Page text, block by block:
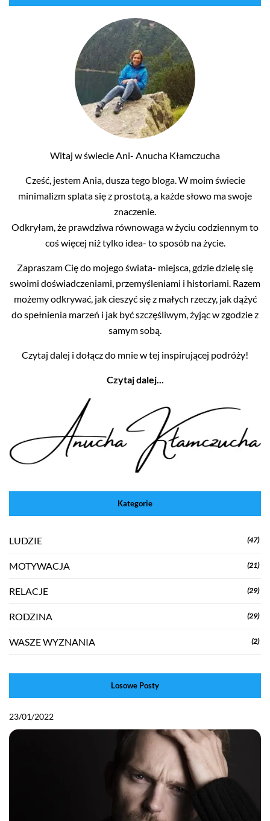
Witaj w świecie Ani- Anucha Kłamczucha
Cześć, jestem Ania, dusza tego bloga. W moim świecie
minimalizm splata się z prostotą, a każde słowo ma swoje
znaczenie.
Odkryłam, że prawdziwa równowaga w życiu codziennym to
coś więcej niż tylko idea- to sposób na życie.
Zapraszam Cię do mojego świata- miejsca, gdzie dzielę się
swoimi doświadczeniami, przemyśleniami i historiami. Razem
możemy odkrywać, jak cieszyć się z małych rzeczy, jak dążyć
do spełnienia marzeń i jak być szczęśliwym, żyjąc w zgodzie z
samym sobą.
Czytaj dalej i dołącz do mnie w tej inspirującej podróży!
Czytaj dalej...
Kategorie
LUDZIE (47)
MOTYWACJA (21)
RELACJE (29)
RODZINA (29)
WASZE WYZNANIA (2)
Losowe Posty
23/01/2022